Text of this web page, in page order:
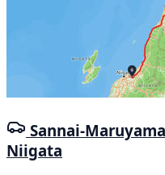
Sannai-
Niigata